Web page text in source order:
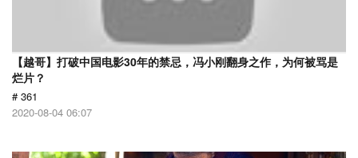
【越哥】打破中国电影30年的禁忌，冯小刚翻身之作，为何被骂是
烂片？
# 361
2020-08-04 06:07